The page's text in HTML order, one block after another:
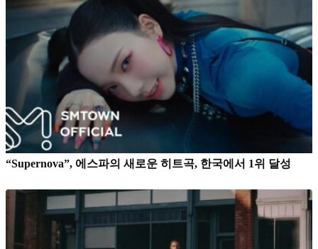
“Supernova”, 에스파의 새로운 히트곡, 한국에서 1위 달성